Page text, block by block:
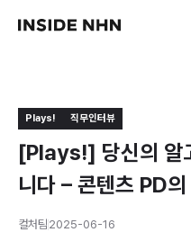
Plays! 직무인터뷰
[Plays!] 당신의 알
니다 – 콘텐츠 PD의
컬처팀 2025-06-16